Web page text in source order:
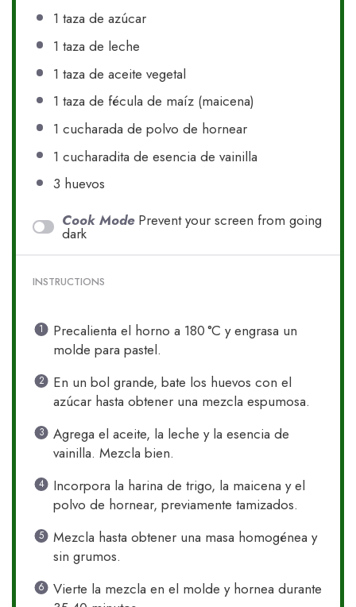
1 taza de azúcar
1 taza de leche
1 taza de aceite vegetal
1 taza de fécula de maíz (maicena)
1 cucharada de polvo de hornear
1 cucharadita de esencia de vainilla
3 huevos
Cook Mode Prevent your screen from going
dark
INSTRUCTIONS
Precalienta el horno a 180 °C y engrasa un
molde para pastel.
En un bol grande, bate los huevos con el
azúcar hasta obtener una mezcla espumosa.
Agrega el aceite, la leche y la esencia de
vainilla. Mezcla bien.
Incorpora la harina de trigo, la maicena y el
polvo de hornear, previamente tamizados.
Mezcla hasta obtener una masa homogénea y
sin grumos.
Vierte la mezcla en el molde y hornea durante